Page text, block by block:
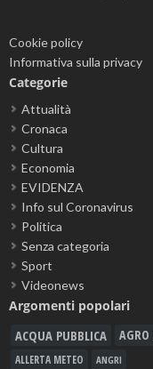
Cookie policy
Informativa sulla privacy
Categorie
Attualità
Cronaca
Cultura
Economia
EVIDENZA
Info sul Coronavirus
Politica
Senza categoria
Sport
Videonews
Argomenti popolari
ACQUA PUBBLICA AGRO
ALLERTA METEO ANGRI